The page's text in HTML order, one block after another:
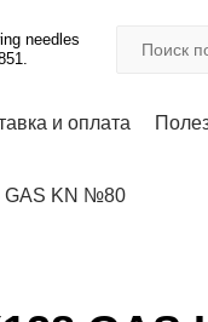
needles
и оплата
GAS KN №80